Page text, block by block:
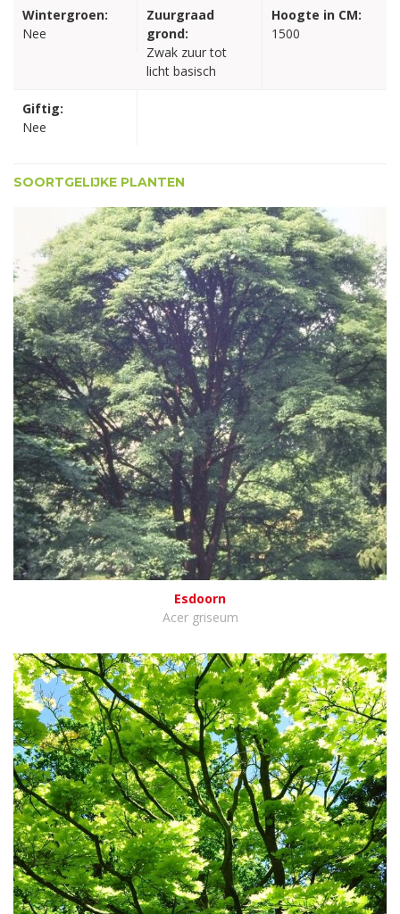
Wintergroen:
Nee
Zuurgraad
grond:
Zwak zuur tot
licht basisch
Hoogte in CM:
1500
Giftig:
Nee
SOORTGELIJKE PLANTEN
Esdoorn
Acer griseum